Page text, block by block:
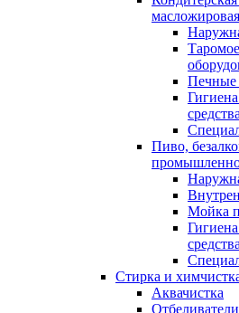
масложировая
Печные
средства
Пиво,
Мойка
средства
Стирка и
Аквачистка
Отбеливатели